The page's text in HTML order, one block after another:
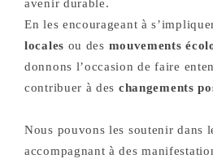
avenir durable.
En les encourageant à
locales ou des mouvements
donnons l’occasion de faire
contribuer à des changements
Nous pouvons les soutenir dans
accompagnant à des